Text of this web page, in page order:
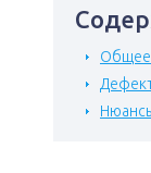
Общее